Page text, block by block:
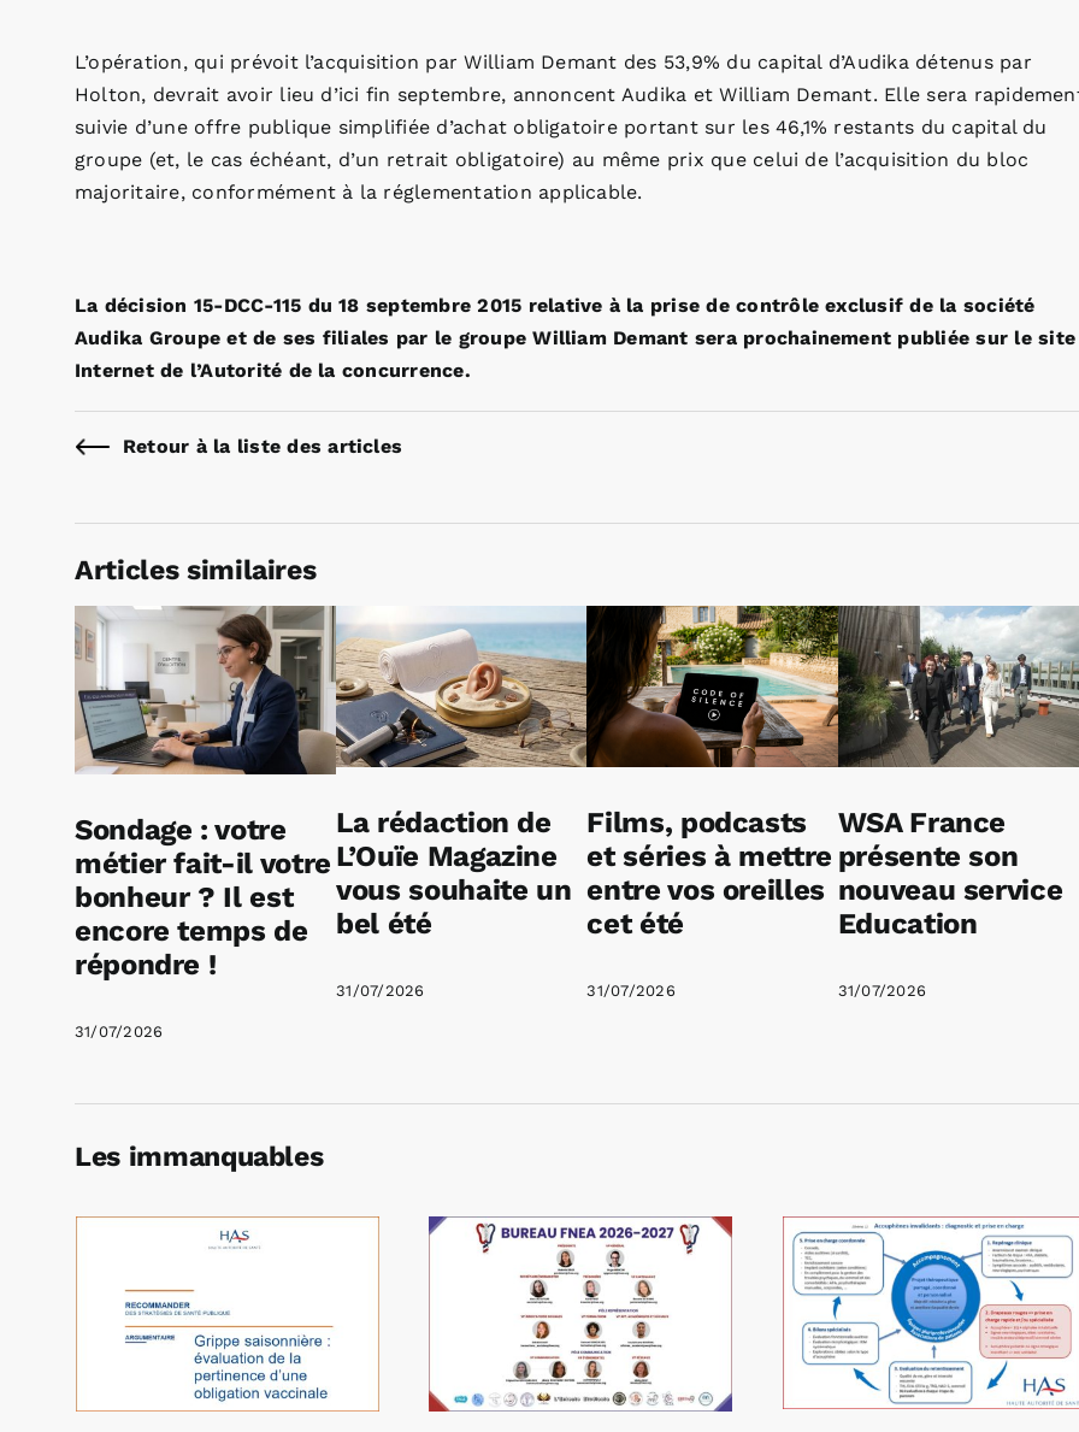
L’opération, qui prévoit l’acquisition par William Demant des 53,9% du capital d’Audika détenus par
Holton, devrait avoir lieu d’ici fin septembre, annoncent Audika et William Demant. Elle sera
suivie d’une offre publique simplifiée d’achat obligatoire portant sur les 46,1% restants du capital du
groupe (et, le cas échéant, d’un retrait obligatoire) au même prix que celui de l’acquisition du bloc
majoritaire, conformément à la réglementation applicable.
La décision 15-DCC-115 du 18 septembre 2015 relative à la prise de contrôle exclusif de la société
Audika Groupe et de ses filiales par le groupe William Demant sera prochainement publiée sur le site
Internet de l’Autorité de la concurrence.
Retour à la liste des articles
Articles similaires
Sondage : votre
métier fait-il votre
bonheur ? Il est
encore temps de
répondre !
31/07/2026
La rédaction de
L’Ouïe Magazine
vous souhaite un
bel été
31/07/2026
Films, podcasts
et séries à mettre
entre vos oreilles
cet été
31/07/2026
WSA France
présente son
nouveau service
Education
31/07/2026
Les immanquables